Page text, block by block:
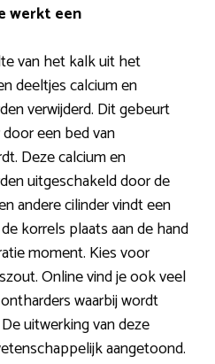
werkt een
van het kalk uit het
deeltjes calcium en
verwijderd. Dit gebeurt
een bed van
Deze calcium en
uitgeschakeld door de
andere cilinder vindt een
korrels plaats aan de hand
moment. Kies voor
Online vind je ook veel
waarbij wordt
uitwerking van deze
aangetoond.